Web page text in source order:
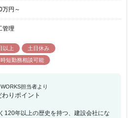
万円 ～
管理
以上
土日休み
時短勤務相談可能
担当者より
りポイント
120年以上の歴史を持つ、建設会社にな